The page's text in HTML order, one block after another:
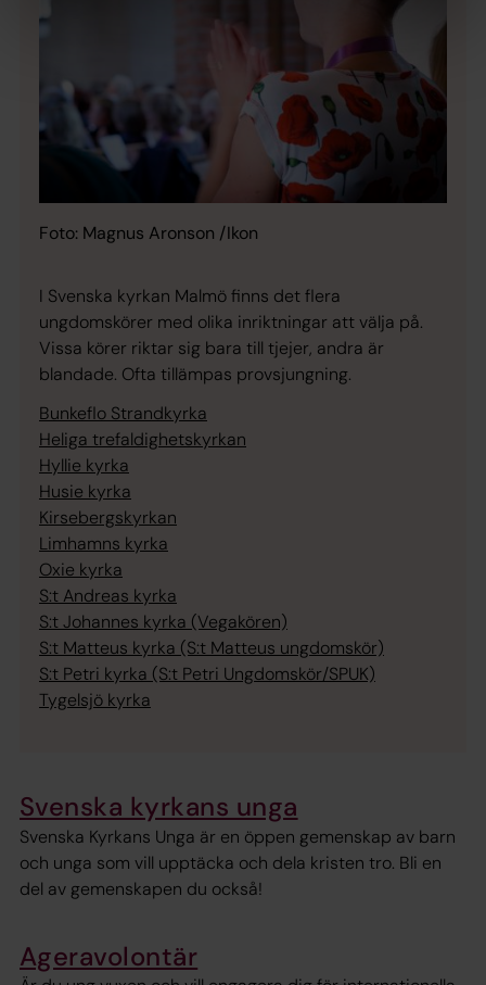
Foto: Magnus Aronson /Ikon
I Svenska kyrkan Malmö finns det flera
ungdomskörer med olika inriktningar att välja på.
Vissa körer riktar sig bara till tjejer, andra är
blandade. Ofta tillämpas provsjungning.
Bunkeflo Strandkyrka
Heliga trefaldighetskyrkan
Hyllie kyrka
Husie kyrka
Kirsebergskyrkan
Limhamns kyrka
Oxie kyrka
S:t Andreas kyrka
S:t Johannes kyrka (Vegakören)
S:t Matteus kyrka (S:t Matteus ungdomskör)
S:t Petri kyrka (S:t Petri Ungdomskör/SPUK)
Tygelsjö kyrka
Svenska kyrkans unga
Svenska Kyrkans Unga är en öppen gemenskap av barn
och unga som vill upptäcka och dela kristen tro. Bli en
del av gemenskapen du också!
Ageravolontär